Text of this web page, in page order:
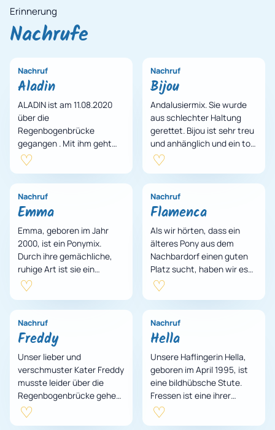
Erinnerung
Nachrufe
Nachruf
Aladin
ALADIN ist am 11.08.2020
über die
Regenbogenbrücke
gegangen . Mit ihm geht
ein Urgestein und
Therapiepferd der ersten
Stunde. Er war das erste
und ein…
Nachruf
Bijou
Andalusiermix. Sie wurde
aus schlechter Haltung
gerettet. Bijou ist sehr treu
und anhänglich und ein toll
ausgebildetes,
verlässliches Reitpferd.
Auch…
Nachruf
Emma
Emma, geboren im Jahr
2000, ist ein Ponymix.
Durch ihre gemächliche,
ruhige Art ist sie ein
verläßliches Reitpferd,
aber auch für vieles andere
zu hab…
Nachruf
Flamenca
Als wir hörten, dass ein
älteres Pony aus dem
Nachbardorf einen guten
Platz sucht, haben wir es
kurzerhand zu uns geholt.
Da Flamenca leider unter
chr…
Nachruf
Freddy
Unser lieber und
verschmuster Kater Freddy
musste leider über die
Regenbogenbrücke gehen,
da es ihm gesundheitlich
nicht mehr gut ging.
Nachruf
Hella
Unsere Haflingerin Hella,
geboren im April 1995, ist
eine bildhübsche Stute.
Fressen ist eine ihrer
Lieblingsbeschäftigungen,
was man auch ihrer Figur…